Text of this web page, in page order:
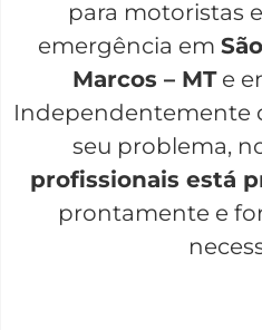
para motoristas
emergência em
Marcos – MTe
Independentemente
seu problema,
profissionais está
prontamente e